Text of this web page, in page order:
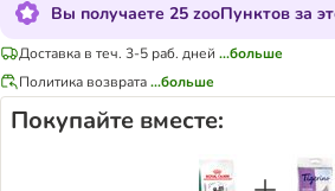
Вы получаете 25 zooПунктов за
Доставка в теч. 3-5 раб. дней ...больше
Политика возврата...больше
Покупайте вместе: